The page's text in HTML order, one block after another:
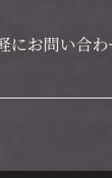
にお問い合わ